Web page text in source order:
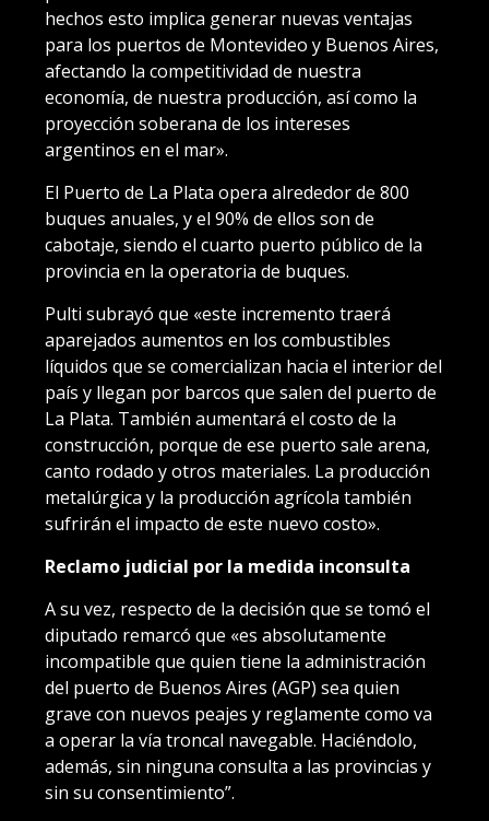
hechos esto implica generar nuevas ventajas
para los puertos de Montevideo y Buenos Aires,
afectando la competitividad de nuestra
economía, de nuestra producción, así como la
proyección soberana de los intereses
argentinos en el mar».
El Puerto de La Plata opera alrededor de 800
buques anuales, y el 90% de ellos son de
cabotaje, siendo el cuarto puerto público de la
provincia en la operatoria de buques.
Pulti subrayó que «este incremento traerá
aparejados aumentos en los combustibles
líquidos que se comercializan hacia el interior del
país y llegan por barcos que salen del puerto de
La Plata. También aumentará el costo de la
construcción, porque de ese puerto sale arena,
canto rodado y otros materiales. La producción
metalúrgica y la producción agrícola también
sufrirán el impacto de este nuevo costo».
Reclamo judicial por la medida inconsulta
A su vez, respecto de la decisión que se tomó el
diputado remarcó que «es absolutamente
incompatible que quien tiene la administración
del puerto de Buenos Aires (AGP) sea quien
grave con nuevos peajes y reglamente como va
a operar la vía troncal navegable. Haciéndolo,
además, sin ninguna consulta a las provincias y
sin su consentimiento”.